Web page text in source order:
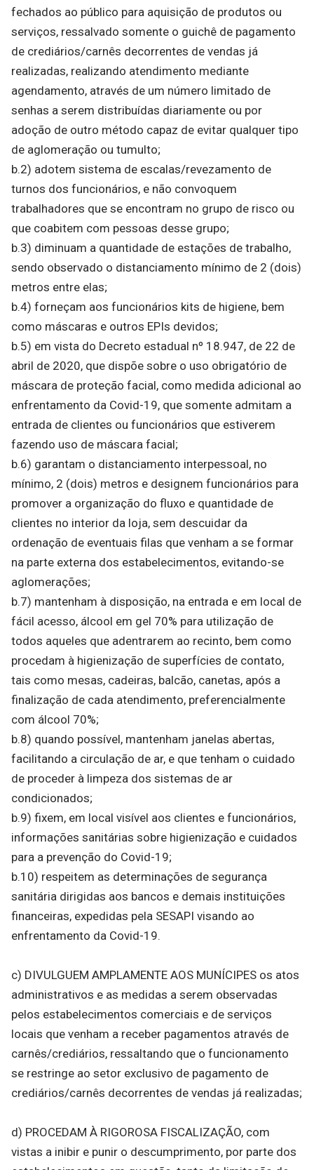
fechados ao público para aquisição de produtos ou
serviços, ressalvado somente o guichê de pagamento
de crediários/carnês decorrentes de vendas já
realizadas, realizando atendimento mediante
agendamento, através de um número limitado de
senhas a serem distribuídas diariamente ou por
adoção de outro método capaz de evitar qualquer tipo
de aglomeração ou tumulto;
b.2) adotem sistema de escalas/revezamento de
turnos dos funcionários, e não convoquem
trabalhadores que se encontram no grupo de risco ou
que coabitem com pessoas desse grupo;
b.3) diminuam a quantidade de estações de trabalho,
sendo observado o distanciamento mínimo de 2 (dois)
metros entre elas;
b.4) forneçam aos funcionários kits de higiene, bem
como máscaras e outros EPIs devidos;
b.5) em vista do Decreto estadual nº 18.947, de 22 de
abril de 2020, que dispõe sobre o uso obrigatório de
máscara de proteção facial, como medida adicional ao
enfrentamento da Covid-19, que somente admitam a
entrada de clientes ou funcionários que estiverem
fazendo uso de máscara facial;
b.6) garantam o distanciamento interpessoal, no
mínimo, 2 (dois) metros e designem funcionários para
promover a organização do fluxo e quantidade de
clientes no interior da loja, sem descuidar da
ordenação de eventuais filas que venham a se formar
na parte externa dos estabelecimentos, evitando-se
aglomerações;
b.7) mantenham à disposição, na entrada e em local de
fácil acesso, álcool em gel 70% para utilização de
todos aqueles que adentrarem ao recinto, bem como
procedam à higienização de superfícies de contato,
tais como mesas, cadeiras, balcão, canetas, após a
finalização de cada atendimento, preferencialmente
com álcool 70%;
b.8) quando possível, mantenham janelas abertas,
facilitando a circulação de ar, e que tenham o cuidado
de proceder à limpeza dos sistemas de ar
condicionados;
b.9) fixem, em local visível aos clientes e funcionários,
informações sanitárias sobre higienização e cuidados
para a prevenção do Covid-19;
b.10) respeitem as determinações de segurança
sanitária dirigidas aos bancos e demais instituições
financeiras, expedidas pela SESAPI visando ao
enfrentamento da Covid-19.
c) DIVULGUEM AMPLAMENTE AOS MUNÍCIPES os atos
administrativos e as medidas a serem observadas
pelos estabelecimentos comerciais e de serviços
locais que venham a receber pagamentos através de
carnês/crediários, ressaltando que o funcionamento
se restringe ao setor exclusivo de pagamento de
crediários/carnês decorrentes de vendas já realizadas;
d) PROCEDAM À RIGOROSA FISCALIZAÇÃO, com
vistas a inibir e punir o descumprimento, por parte dos